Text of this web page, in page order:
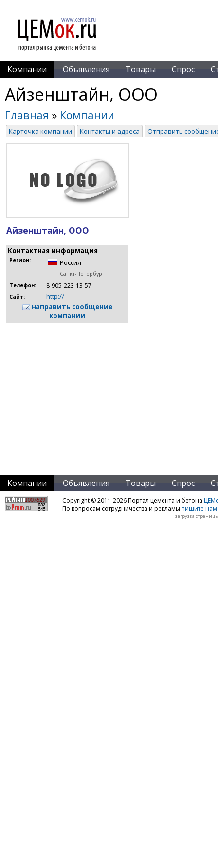
Компании Объявления Товары Спрос
Айзенштайн, ООО
Главная » Компании
Карточка компании Контакты и адреса Отправить
Айзенштайн, ООО
Контактная информация
Регион: Россия
Санкт-Петербург
Телефон:
8-905-223-13-57
Сайт:
http://
направить сообщение
компании
Компании Объявления Товары Спрос
Copyright © 2011-2026 Портал цемента и бетона
По вопросам сотрудничества и рекламы пишите нам
загрузка